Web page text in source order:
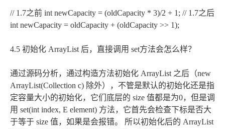
// 1.7之前 int newCapacity = (oldCapacity * 3)/2 + 1; // 1.7之后
int newCapacity = oldCapacity + (oldCapacity >> 1);
4.5 初始化 ArrayList 后，直接调用 set方法会怎么样？
通过源码分析，通过构造方法初始化 ArrayList 之后（new
ArrayList(Collection c) 除外），不管是默认的初始化还是指
定容量大小的初始化，它们底层的 size 值都是为0，但是调
用 set(int index, E element) 方法，它首先会检查下标是否大
于等于 size 值，如果是会报错。 所以初始化后的 ArrayList